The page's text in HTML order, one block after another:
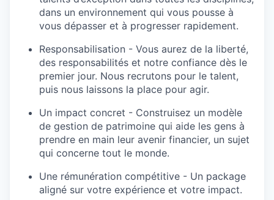
dans un environnement qui vous pousse à
vous dépasser et à progresser rapidement.
Responsabilisation - Vous aurez de la liberté,
des responsabilités et notre confiance dès le
premier jour. Nous recrutons pour le talent,
puis nous laissons la place pour agir.
Un impact concret - Construisez un modèle
de gestion de patrimoine qui aide les gens à
prendre en main leur avenir financier, un sujet
qui concerne tout le monde.
Une rémunération compétitive - Un package
aligné sur votre expérience et votre impact.